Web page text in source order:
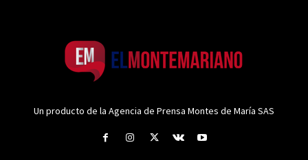
Un producto de la Agencia de Prensa Montes de María SAS